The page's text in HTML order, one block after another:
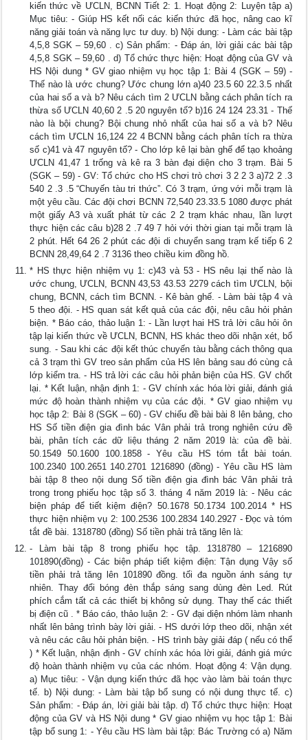
kiến thức về ƯCLN, BCNN Tiết 2: 1. Hoạt động 2: Luyện tập a)
Mục tiêu: - Giúp HS kết nối các kiến thức đã học, nâng cao kĩ
năng giải toán và năng lực tư duy. b) Nội dung: - Làm các bài tập
4,5,8 SGK – 59,60 . c) Sản phẩm: - Đáp án, lời giải các bài tập
4,5,8 SGK – 59,60 . d) Tổ chức thực hiện: Hoạt động của GV và
HS Nội dung * GV giao nhiệm vụ học tập 1: Bài 4 (SGK – 59) -
Thế nào là ước chung? Ước chung lớn a)40 23.5 60 22.3.5 nhất
của hai số a và b? Nêu cách tìm 2 ƯCLN bằng cách phân tích ra
thừa số ƯCLN 40,60 2 .5 20 nguyên tố? b)16 24 124 23.31 - Thế
nào là bội chung? Bội chung nhỏ nhất của hai số a và b? Nêu
cách tìm ƯCLN 16,124 22 4 BCNN bằng cách phân tích ra thừa
số c)41 và 47 nguyên tố? - Cho lớp kê lại bàn ghế để tạo khoảng
ƯCLN 41,47 1 trống và kê ra 3 bàn đại diện cho 3 trạm. Bài 5
(SGK – 59) - GV: Tổ chức cho HS chơi trò chơi 3 2 2 3 a)72 2 .3
540 2 .3 .5 “Chuyến tàu tri thức”. Có 3 trạm, ứng với mỗi trạm là
một yêu cầu. Các đội chơi BCNN 72,540 23.33.5 1080 được phát
một giấy A3 và xuất phát từ các 2 2 trạm khác nhau, lần lượt
thực hiện các câu b)28 2 .7 49 7 hỏi với thời gian tại mỗi trạm là
2 phút. Hết 64 26 2 phút các đội di chuyển sang trạm kế tiếp 6 2
BCNN 28,49,64 2 .7 3136 theo chiều kim đồng hồ.
* HS thực hiện nhiệm vụ 1: c)43 và 53 - HS nêu lại thế nào là
ước chung, ƯCLN, BCNN 43,53 43.53 2279 cách tìm ƯCLN, bội
chung, BCNN, cách tìm BCNN. - Kê bàn ghế. - Làm bài tập 4 và
5 theo đội. - HS quan sát kết quả của các đội, nêu câu hỏi phản
biện. * Báo cáo, thảo luận 1: - Lần lượt hai HS trả lời câu hỏi ôn
tập lại kiến thức về ƯCLN, BCNN, HS khác theo dõi nhận xét, bổ
sung. - Sau khi các đội kết thúc chuyến tàu bằng cách thông qua
cả 3 trạm thì GV treo sản phẩm của HS lên bảng sau đó cùng cả
lớp kiểm tra. - HS trả lời các câu hỏi phản biện của HS. GV chốt
lại. * Kết luận, nhận định 1: - GV chính xác hóa lời giải, đánh giá
mức độ hoàn thành nhiệm vụ của các đội. * GV giao nhiệm vụ
học tập 2: Bài 8 (SGK – 60) - GV chiếu đề bài bài 8 lên bảng, cho
HS Số tiền điện gia đình bác Vân phải trả trong nghiên cứu đề
bài, phân tích các dữ liệu tháng 2 năm 2019 là: của đề bài.
50.1549 50.1600 100.1858 - Yêu cầu HS tóm tắt bài toán.
100.2340 100.2651 140.2701 1216890 (đồng) - Yêu cầu HS làm
bài tập 8 theo nội dung Số tiền điện gia đình bác Vân phải trả
trong trong phiếu học tập số 3. tháng 4 năm 2019 là: - Nêu các
biện pháp để tiết kiệm điện? 50.1678 50.1734 100.2014 * HS
thực hiện nhiệm vụ 2: 100.2536 100.2834 140.2927 - Đọc và tóm
tắt đề bài. 1318780 (đồng) Số tiền phải trả tăng lên là:
- Làm bài tập 8 trong phiếu học tập. 1318780 – 1216890
101890(đồng) - Các biện pháp tiết kiệm điện: Tận dụng Vậy số
tiền phải trả tăng lên 101890 đồng. tối đa nguồn ánh sáng tự
nhiên. Thay đổi bóng đèn thắp sáng sang dùng đèn Led. Rút
phích cắm tất cả các thiết bị không sử dụng. Thay thế các thiết
bị điện cũ . * Báo cáo, thảo luận 2: - GV đại diện nhóm làm nhanh
nhất lên bảng trình bày lời giải. - HS dưới lớp theo dõi, nhận xét
và nêu các câu hỏi phản biện. - HS trình bày giải đáp ( nếu có thể
) * Kết luận, nhận định - GV chính xác hóa lời giải, đánh giá mức
độ hoàn thành nhiệm vụ của các nhóm. Hoạt động 4: Vận dụng.
a) Mục tiêu: - Vận dụng kiến thức đã học vào làm bài toán thực
tế. b) Nội dung: - Làm bài tập bổ sung có nội dung thực tế. c)
Sản phẩm: - Đáp án, lời giải bài tập. d) Tổ chức thực hiện: Hoạt
động của GV và HS Nội dung * GV giao nhiệm vụ học tập 1: Bài
tập bổ sung 1: - Yêu cầu HS làm bài tập: Bác Trường có a) Năm